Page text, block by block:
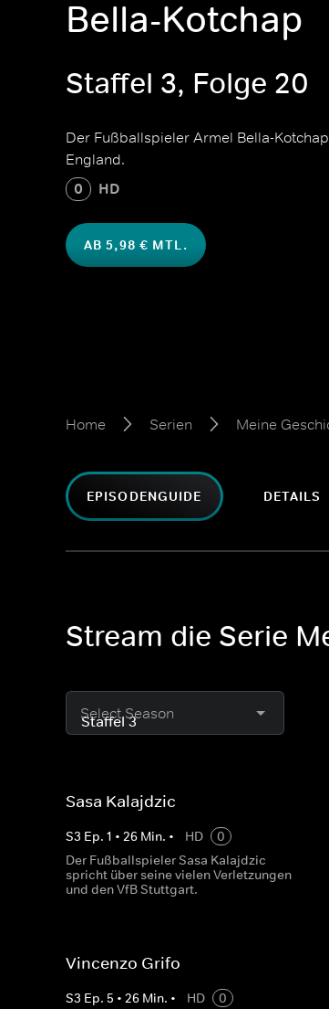
Bella-Kotchap
Staffel 3, Folge 20
Der Fußballspieler Armel Bella-
England.
0 HD
AB 5,98 € MTL.
Home Serien Meine
EPISODENGUIDE DETAILS
Stream die Serie
Select Season
Sasa Kalajdzic
S3 Ep. 1 • 26 Min. • HD
0
Der Fußballspieler Sasa Kalajdzic
spricht über seine vielen Verletzungen
und den VfB Stuttgart.
Vincenzo Grifo
S3 Ep. 5 • 26 Min. • HD
0